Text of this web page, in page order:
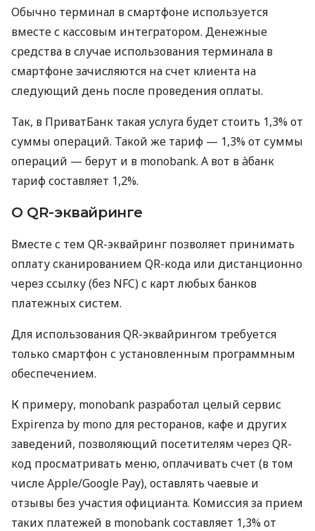
Обычно терминал в смартфоне используется
вместе с кассовым интегратором. Денежные
средства в случае использования терминала в
смартфоне зачисляются на счет клиента на
следующий день после проведения оплаты.
Так, в ПриватБанк такая услуга будет стоить 1,3% от
суммы операций. Такой же тариф — 1,3% от суммы
операций — берут и в monobank. А вот в àбанк
тариф составляет 1,2%.
О QR-эквайринге
Вместе с тем QR-эквайринг позволяет принимать
оплату сканированием QR-кода или дистанционно
через ссылку (без NFC) с карт любых банков
платежных систем.
Для использования QR-эквайрингом требуется
только смартфон с установленным программным
обеспечением.
К примеру, monobank разработал целый сервис
Expirenza by mono для ресторанов, кафе и других
заведений, позволяющий посетителям через QR-
код просматривать меню, оплачивать счет (в том
числе Apple/Google Pay), оставлять чаевые и
отзывы без участия официанта. Комиссия за прием
таких платежей в monobank составляет 1,3% от